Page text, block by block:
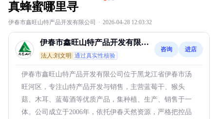
真蜂蜜哪里寻
伊春市鑫旺山特产品开发有限公司 · 2026-04-28 12:03:32
伊春市鑫旺山特产品开发有限公
司
法人:刘文明 通过真实性核验
咨询 进店
伊春市鑫旺山特产品开发有限公司位于黑龙江省伊春市汤
旺河区，专注山特产品开发与销售，主营蓝莓干、猴头
菇、木耳、蓝莓酒等优质产品，集种植、生产、销售于一
体。公司成立于2006年，依托伊春天然资源，严格把控品